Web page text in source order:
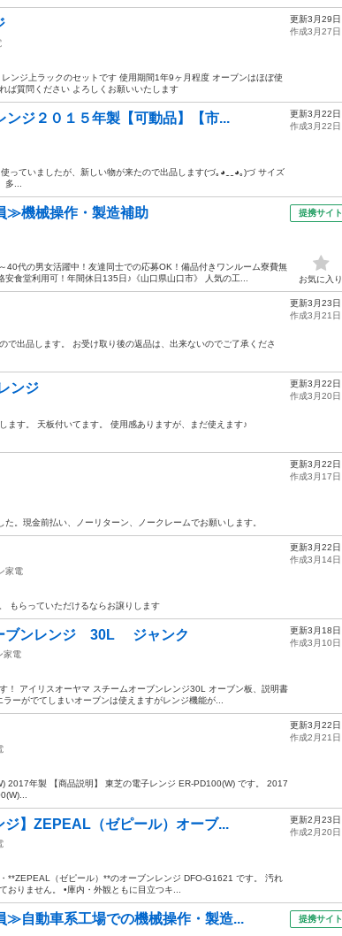
ンジ上ラックのセットです 使用期間1年9ヶ月程度 オーブンはほぼ使
ば質問ください よろしくお願いいたします
更新3月29日
作成3月27日
ジ２０１５年製【可動品】【市...
っていましたが、新しい物が来たので出品します(⁠づ⁠｡⁠◕⁠‿⁠‿⁠◕⁠｡⁠)⁠づ サイズ
多...
更新3月22日
作成3月22日
≫機械操作・製造補助
代の男女活躍中！友達同士での応募OK！備品付きワンルーム寮費無
食堂利用可！年間休日135日♪《山口県山口市》 人気の工...
提携サイト
お気に入り
で出品します。 お受け取り後の返品は、出来ないのでご了承くださ
更新3月23日
作成3月21日
ンジ
ます。 天板付いてます。 使用感ありますが、まだ使えます♪
更新3月22日
作成3月20日
。現金前払い、ノーリターン、ノークレームでお願いします。
更新3月22日
作成3月17日
家電
もらっていただけるならお譲りします
更新3月22日
作成3月14日
ブンレンジ 30L ジャンク
家電
！ アイリスオーヤマ スチームオーブンレンジ30L オーブン板、説明書
ーがでてしまいオーブンは使えますがレンジ機能が...
更新3月18日
作成3月10日
2017年製 【商品説明】 東芝の電子レンジ ER-PD100(W) です。 2017
更新3月22日
作成2月21日
ジ】ZEPEAL（ゼピール）オーブ...
**ZEPEAL（ゼピール）**のオーブンレンジ DFO-G1621 です。 汚れ
りません。 •庫内・外観ともに目立つキ...
更新2月23日
作成2月20日
自動車系工場での機械操作・製造... 提携サイト